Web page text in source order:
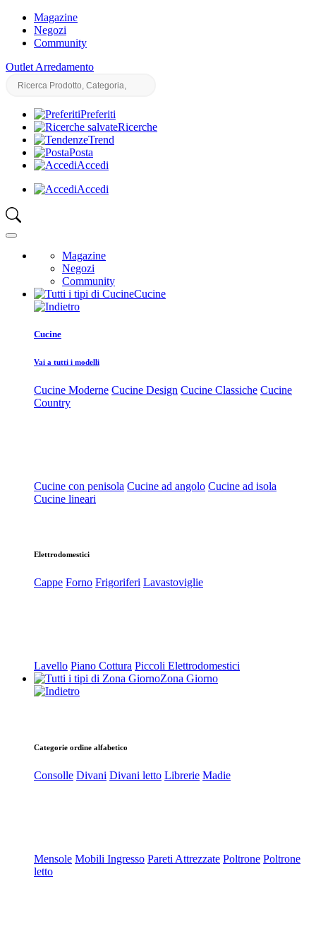
Magazine
Negozi
Community
Outlet Arredamento
Preferiti
Ricerche
Trend
Posta
Accedi
Accedi
Magazine
Negozi
Community
Cucine
Cucine
Vai a tutti i modelli
Cucine Moderne Cucine Design Cucine Classiche Cucine
Country
Cucine con penisola Cucine ad angolo Cucine ad isola
Cucine lineari
Elettrodomestici
Cappe Forno Frigoriferi Lavastoviglie
Lavello Piano Cottura Piccoli Elettrodomestici
Zona Giorno
Categorie ordine alfabetico
Consolle Divani Divani letto Librerie Madie
Mensole Mobili Ingresso Pareti Attrezzate Poltrone Poltrone
letto